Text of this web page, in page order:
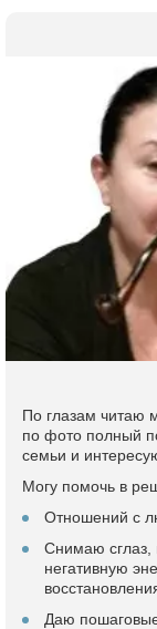
По глазам читаю
по фото полный
семьи и
Могу помочь в
Отношений с
Снимаю сглаз,
негативную
Даю